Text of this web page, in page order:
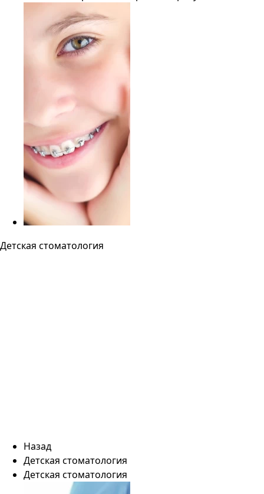
Детская стоматология
Назад
Детская стоматология
Детская стоматология